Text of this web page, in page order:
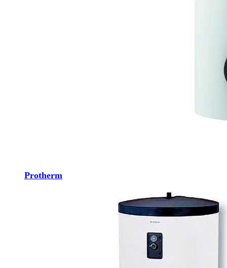
Protherm